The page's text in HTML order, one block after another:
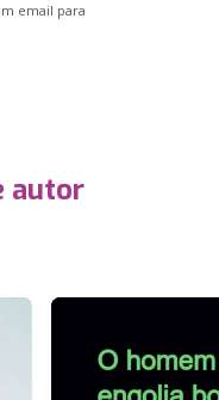
email para
autor